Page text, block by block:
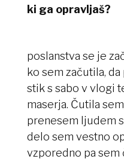
ki ga opravljaš?
poslanstva se je
ko sem začutila,
stik s sabo v vlogi
maserja. Čutila
prenesem ljudem
delo sem vestno
vzporedno pa sem